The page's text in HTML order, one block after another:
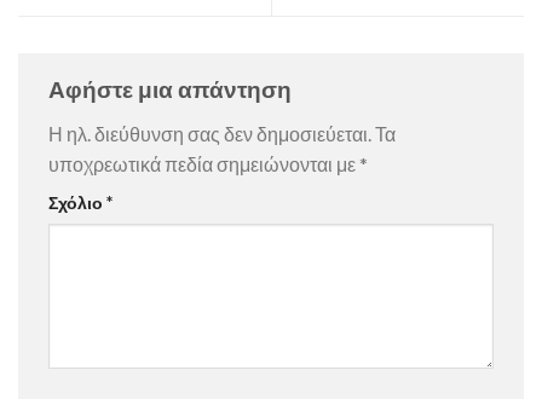
Αφήστε μια απάντηση
Η ηλ. διεύθυνση σας δεν δημοσιεύεται.Τα
υποχρεωτικά πεδία σημειώνονται με *
Σχόλιο *